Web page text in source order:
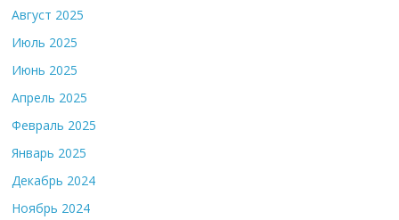
Август 2025
Июль 2025
Июнь 2025
Апрель 2025
Февраль 2025
Январь 2025
Декабрь 2024
Ноябрь 2024